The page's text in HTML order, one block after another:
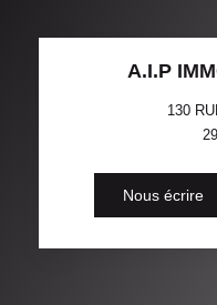
A.I.P
130
Nous écrire